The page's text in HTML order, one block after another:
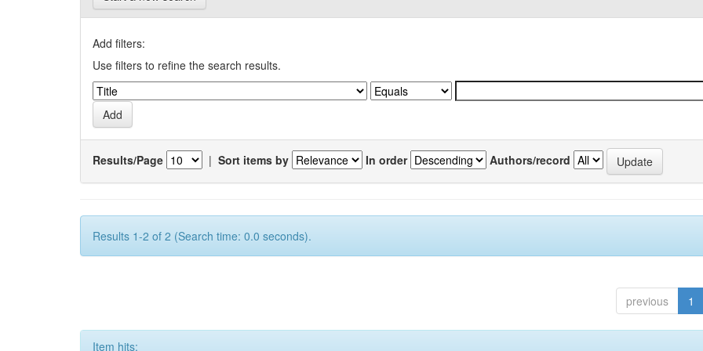
Add filters:
Use filters to refine the search results.
Results/Page | Sort items by In order Authors/record
Results 1-2 of 2 (Search time: 0.0 seconds).
previous 1
Item hits: